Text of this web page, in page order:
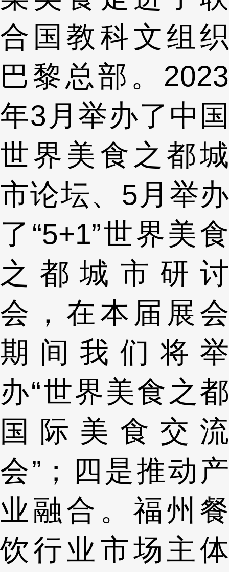
合国教科文组织
巴黎总部。2023
年3月举办了中国
世界美食之都城
市论坛、5月举办
了“5+1”世界美食
之都城市研讨
会，在本届展会
期间我们将举
办“世界美食之都
国际美食交流
会”；四是推动产
业融合。福州餐
饮行业市场主体